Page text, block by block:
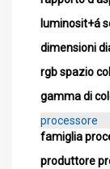
luminosit+á
dimensioni
rgb spazio
gamma di
processore
famiglia
produttore